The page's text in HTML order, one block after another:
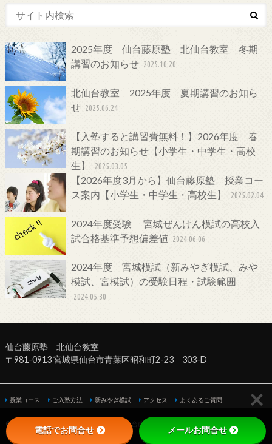
2025年度 仙台藤原塾 北仙台教室 冬期
講習のお知らせ 2025.10.20
北仙台教室 2025年度 夏期講習のお知ら
せ 2025.06.24
【入塾すると講習費無料！】2026年度 春
期講習のお知らせ【小学生・中学生・高校
生】
2025.03.05
【2026年度3月から】仙台藤原塾 授業コー
ス案内【小学生・中学生・高校生】
2025.02.04
2024年度受験 宮城ぜんけん模試の高校入
試合格基準予想偏差値 2024.06.06
2024年度 宮城模試（新みやぎ模試、みや
模試、宮模試）の受験日程・試験範囲
2024.05.30
仙台藤原塾 北仙台教室
〒981-0913 宮城県仙台市青葉区昭和町2-23 303-D
授業コース ご入塾方法 新みやぎ模試 アクセス よくあるご質問
©Copyright2026 仙台の塾・学習塾なら仙台藤原塾へ！【北仙台教室】
Reserved.電話でお問合せ メールお問合せ